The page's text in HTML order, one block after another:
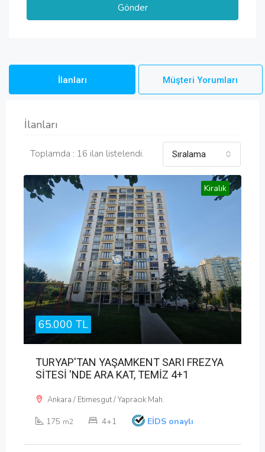
İlanları Müşteri Yorumları
İlanları
Toplamda : 16 ilan listelendi. Sıralama
Kiralık
65.000 TL
TURYAP'TAN YAŞAMKENT SARI FREZYA
SİTESİ 'NDE ARA KAT, TEMİZ 4+1
Ankara / Etimesgut / Yapracık Mah.
175 m2 4+1 EİDS onaylı